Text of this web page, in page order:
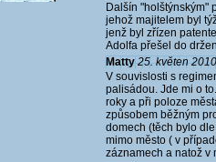
Dalšín "holštýnským"
jehož majitelem byl
jenž byl zřízen
Adolfa přešel do
Matty 25. květen
V souvislosti s
palisádou. Jde mi o
roky a při poloze
způsobem běžným
domech (těch bylo
mimo město ( v
záznamech a natož v